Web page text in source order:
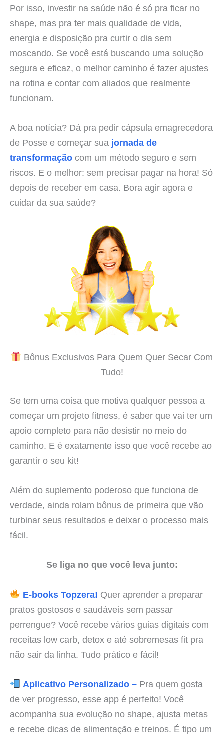
Por isso, investir na saúde não é só pra ficar no
shape, mas pra ter mais qualidade de vida,
energia e disposição pra curtir o dia sem
moscando. Se você está buscando uma solução
segura e eficaz, o melhor caminho é fazer ajustes
na rotina e contar com aliados que realmente
funcionam.
A boa notícia? Dá pra pedir cápsula emagrecedora
de Posse e começar sua jornada de
transformação com um método seguro e sem
riscos. E o melhor: sem precisar pagar na hora! Só
depois de receber em casa. Bora agir agora e
cuidar da sua saúde?
Bônus Exclusivos Para Quem Quer Secar Com
Tudo!
Se tem uma coisa que motiva qualquer pessoa a
começar um projeto fitness, é saber que vai ter um
apoio completo para não desistir no meio do
caminho. E é exatamente isso que você recebe ao
garantir o seu kit!
Além do suplemento poderoso que funciona de
verdade, ainda rolam bônus de primeira que vão
turbinar seus resultados e deixar o processo mais
fácil.
Se liga no que você leva junto:
E-books Topzera! Quer aprender a preparar
pratos gostosos e saudáveis sem passar
perrengue? Você recebe vários guias digitais com
receitas low carb, detox e até sobremesas fit pra
não sair da linha. Tudo prático e fácil!
Aplicativo Personalizado –Pra quem gosta
de ver progresso, esse app é perfeito! Você
acompanha sua evolução no shape, ajusta metas
e recebe dicas de alimentação e treinos. É tipo um